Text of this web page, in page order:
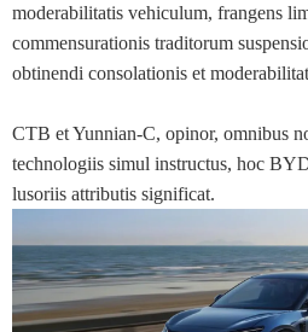
moderabilitatis vehiculum, frangens
commensurationis traditorum
obtinendi consolationis et
CTB et Yunnian-C, opinor, omnibus
technologiis simul instructus, hoc
lusoriis attributis significat.